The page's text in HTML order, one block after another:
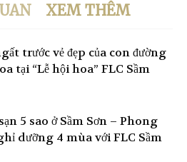
XEM THÊM
trước vẻ đẹp của con đường
tại “Lễ hội hoa” FLC Sầm
5 sao ở Sầm Sơn – Phong
dưỡng 4 mùa với FLC Sầm